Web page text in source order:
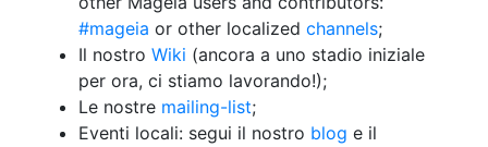
#mageia or other localized channels;
Il nostro Wiki (ancora a uno stadio iniziale
per ora, ci stiamo lavorando!);
Le nostre mailing-list;
Eventi locali: segui il nostro blog e il